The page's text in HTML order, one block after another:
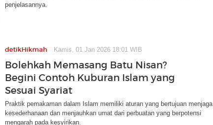
penjelasannya.
detikHikmah Kamis, 01 Jan 2026 18:01 WIB
Bolehkah Memasang Batu Nisan?
Begini Contoh Kuburan Islam yang
Sesuai Syariat
Praktik pemakaman dalam Islam memiliki aturan yang bertujuan menjaga
kesederhanaan dan menjauhkan umat dari perbuatan yang berpotensi
mengarah pada kesyirikan.